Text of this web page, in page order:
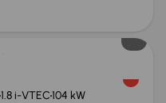
1.8 i-VTEC104 kW